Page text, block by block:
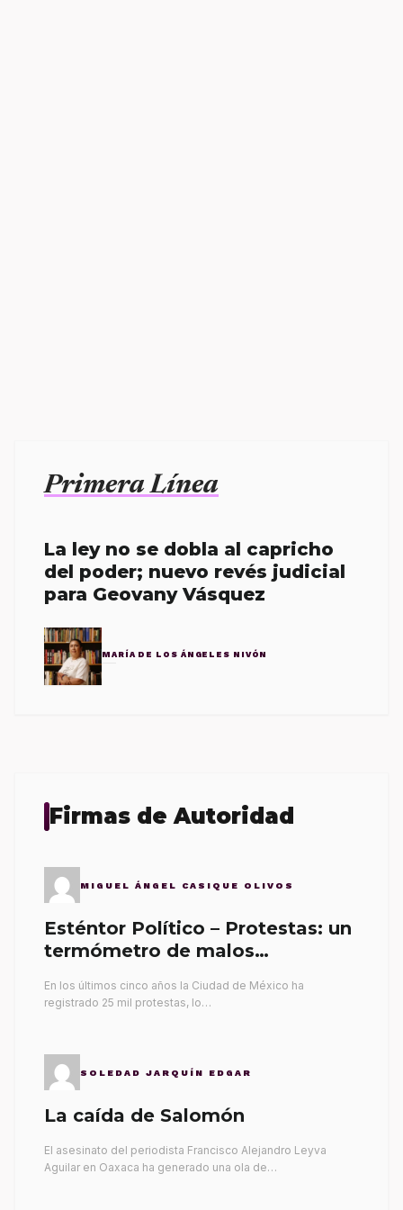
Primera Línea
La ley no se dobla al capricho
del poder; nuevo revés judicial
para Geovany Vásquez
MARÍA DE LOS ÁNGELES NIVÓN
Firmas de Autoridad
MIGUEL ÁNGEL CASIQUE OLIVOS
Esténtor Político – Protestas: un
termómetro de malos
En los últimos cinco años la Ciudad de México ha
registrado 25 mil protestas, lo…
SOLEDAD JARQUÍN EDGAR
La caída de Salomón
El asesinato del periodista Francisco Alejandro Leyva
Aguilar en Oaxaca ha generado una ola de…